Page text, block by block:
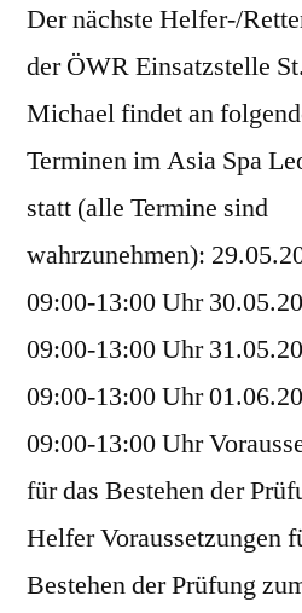
Der nächste Helfer-/
der ÖWR Einsatzstelle St.
Michael findet an
Terminen im Asia Spa
statt (alle Termine sind
wahrzunehmen):
09:00-13:00 Uhr
09:00-13:00 Uhr
09:00-13:00 Uhr
09:00-13:00 Uhr
für das Bestehen der
Helfer Voraussetzungen
Bestehen der Prüfung